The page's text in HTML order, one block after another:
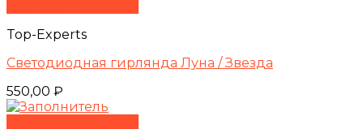
Top-Experts
Светодиодная гирлянда Луна / Звезда
550,00 ₽